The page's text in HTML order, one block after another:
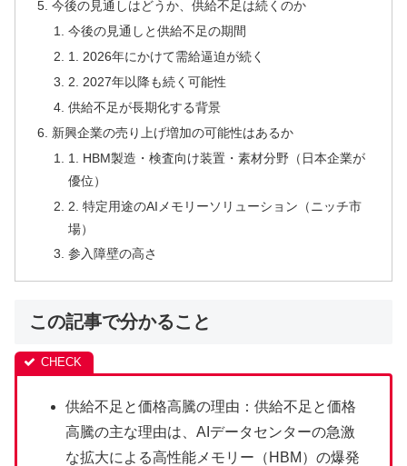
今後の見通しはどうか、供給不足は続くのか
今後の見通しと供給不足の期間
1. 2026年にかけて需給逼迫が続く
2. 2027年以降も続く可能性
供給不足が長期化する背景
新興企業の売り上げ増加の可能性はあるか
1. HBM製造・検査向け装置・素材分野（日本企業が
優位）
2. 特定用途のAIメモリーソリューション（ニッチ市
場）
参入障壁の高さ
この記事で分かること
供給不足と価格高騰の理由：供給不足と価格
高騰の主な理由は、AIデータセンターの急激
な拡大による高性能メモリー（HBM）の爆発